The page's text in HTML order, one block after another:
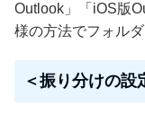
Outlook」「iOS版
様の方法でフォル
＜振り分けの設